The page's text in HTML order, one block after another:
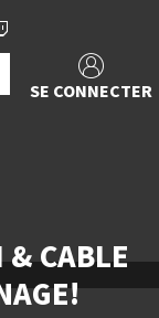
SE CONNECTER
& CABLE